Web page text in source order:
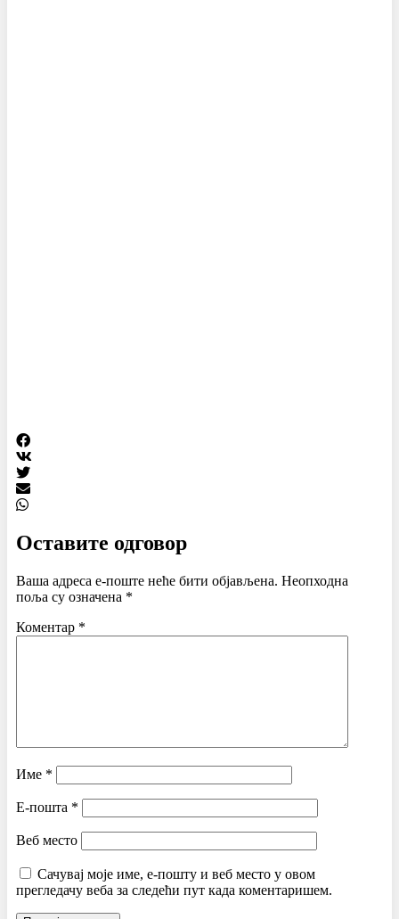
Оставите одговор
Ваша адреса е-поште неће бити објављена. Неопходна
поља су означена *
Коментар *
Име *
Е-пошта *
Веб место
Сачувај моје име, е-пошту и веб место у овом
прегледачу веба за следећи пут када коментаришем.